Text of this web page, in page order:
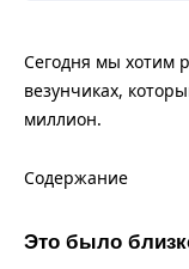
Сегодня мы хотим
везунчиках,
миллион.
Содержание
Это было